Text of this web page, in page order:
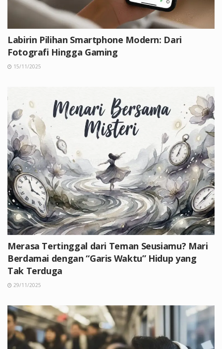
Labirin Pilihan Smartphone Modern: Dari
Fotografi Hingga Gaming
15/11/2025
Merasa Tertinggal dari Teman Seusiamu? Mari
Berdamai dengan “Garis Waktu” Hidup yang
Tak Terduga
29/11/2025